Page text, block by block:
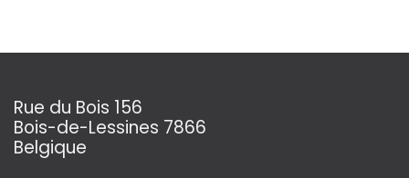
Rue du Bois 156
Bois-de-Lessines 7866
Belgique